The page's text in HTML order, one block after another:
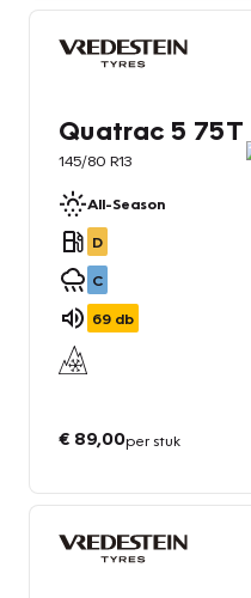
Quatrac 5 75T
145/80 R13
All-Season
D
C
69 db
€ 89,00per stuk